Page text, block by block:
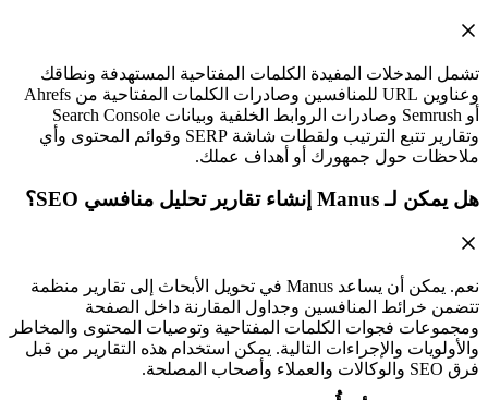
تشمل المدخلات المفيدة الكلمات المفتاحية المستهدفة ونطاقك
وعناوين URL للمنافسين وصادرات الكلمات المفتاحية من Ahrefs
أو Semrush وصادرات الروابط الخلفية وبيانات Search Console
وتقارير تتبع الترتيب ولقطات شاشة SERP وقوائم المحتوى وأي
ملاحظات حول جمهورك أو أهداف عملك.
هل يمكن لـ Manus إنشاء تقارير تحليل منافسي SEO؟
نعم. يمكن أن يساعد Manus في تحويل الأبحاث إلى تقارير منظمة
تتضمن خرائط المنافسين وجداول المقارنة داخل الصفحة
ومجموعات فجوات الكلمات المفتاحية وتوصيات المحتوى والمخاطر
والأولويات والإجراءات التالية. يمكن استخدام هذه التقارير من قبل
فرق SEO والوكالات والعملاء وأصحاب المصلحة.